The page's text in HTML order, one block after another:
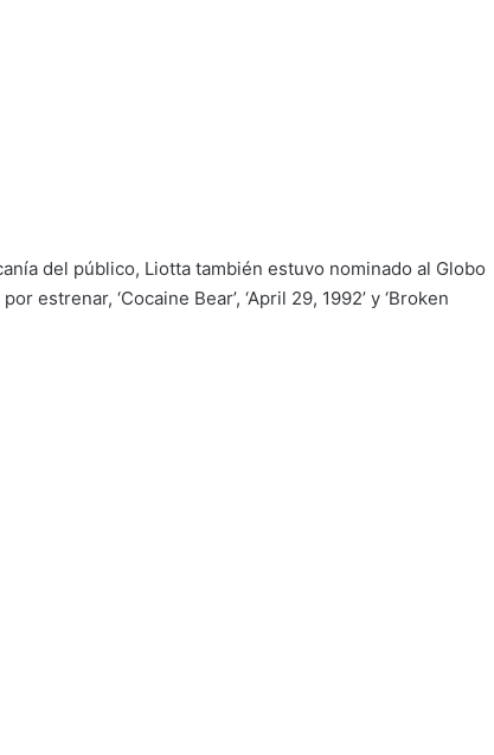
del público, Liotta también estuvo nominado al Globo
estrenar, ‘Cocaine Bear’, ‘April 29, 1992’ y ‘Broken